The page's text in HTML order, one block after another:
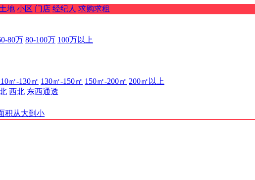
土地 小区 门店 经纪人 求购求租
80万 80-100万 100万以上
㎡-130㎡ 130㎡-150㎡ 150㎡-200㎡ 200㎡以上
西北 东西通透
积从大到小